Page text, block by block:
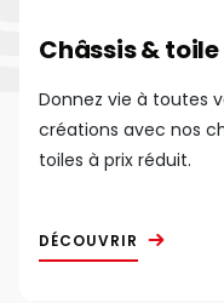
Châssis & toile
Donnez vie à toutes
créations avec nos
toiles à prix réduit.
DÉCOUVRIR